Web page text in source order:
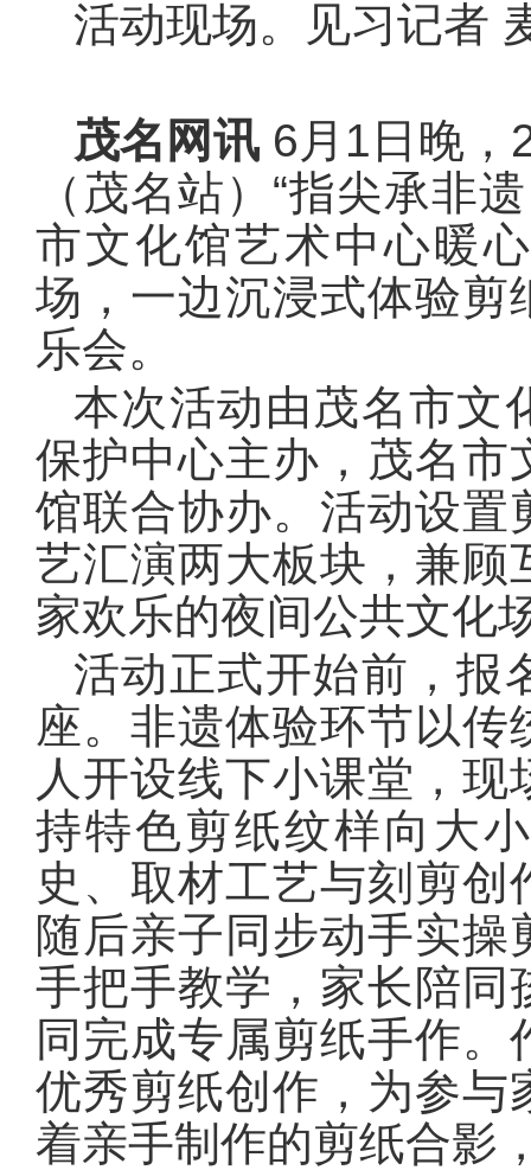
活动现场。见习记者
茂名网讯6月1日晚，
（茂名站）“指尖承非
市文化馆艺术中心暖
场，一边沉浸式体验剪
乐会。
本次活动由茂名市文
保护中心主办，茂名市
馆联合协办。活动设置
艺汇演两大板块，兼顾
家欢乐的夜间公共文化
活动正式开始前，报
座。非遗体验环节以
人开设线下小课堂，
持特色剪纸纹样向大
史、取材工艺与刻剪
随后亲子同步动手实
手把手教学，家长陪同
同完成专属剪纸手作
优秀剪纸创作，为参与
着亲手制作的剪纸合影